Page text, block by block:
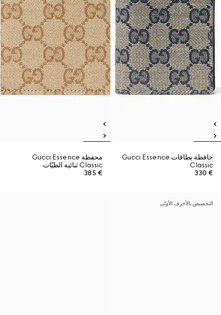
حافظة بطاقات Gucci Essence
Classic
€ 330
محفظة Gucci Essence
Classic ثنائية الطيّات
€ 385
التخصيص بالأحرف الأولى